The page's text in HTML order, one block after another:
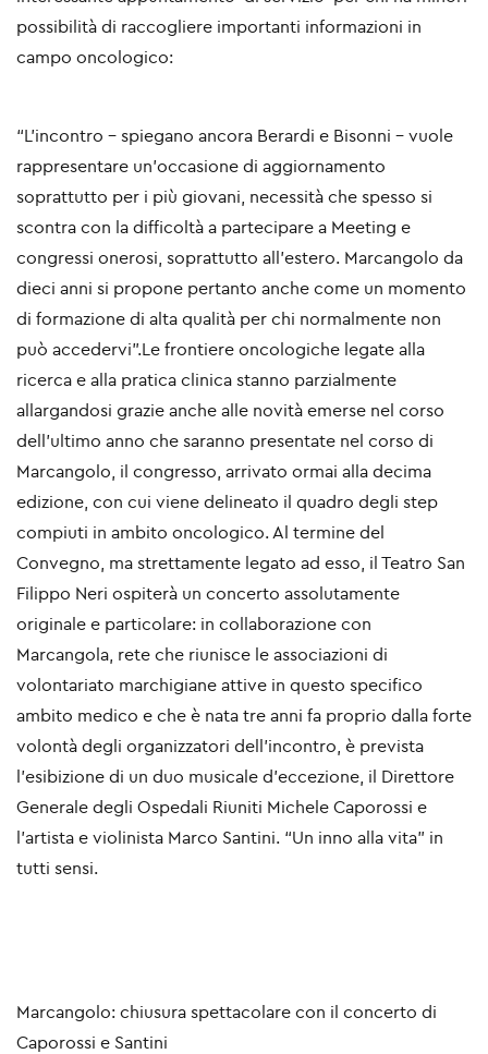
possibilità di raccogliere importanti informazioni in
campo oncologico:
“L’incontro – spiegano ancora Berardi e Bisonni - vuole
rappresentare un’occasione di aggiornamento
soprattutto per i più giovani, necessità che spesso si
scontra con la difficoltà a partecipare a Meeting e
congressi onerosi, soprattutto all’estero. Marcangolo da
dieci anni si propone pertanto anche come un momento
di formazione di alta qualità per chi normalmente non
può accedervi”.Le frontiere oncologiche legate alla
ricerca e alla pratica clinica stanno parzialmente
allargandosi grazie anche alle novità emerse nel corso
dell’ultimo anno che saranno presentate nel corso di
Marcangolo, il congresso, arrivato ormai alla decima
edizione, con cui viene delineato il quadro degli step
compiuti in ambito oncologico. Al termine del
Convegno, ma strettamente legato ad esso, il Teatro San
Filippo Neri ospiterà un concerto assolutamente
originale e particolare: in collaborazione con
Marcangola, rete che riunisce le associazioni di
volontariato marchigiane attive in questo specifico
ambito medico e che è nata tre anni fa proprio dalla forte
volontà degli organizzatori dell’incontro, è prevista
l’esibizione di un duo musicale d’eccezione, il Direttore
Generale degli Ospedali Riuniti Michele Caporossi e
l’artista e violinista Marco Santini. “Un inno alla vita” in
tutti sensi.
Marcangolo: chiusura spettacolare con il concerto di
Caporossi e Santini